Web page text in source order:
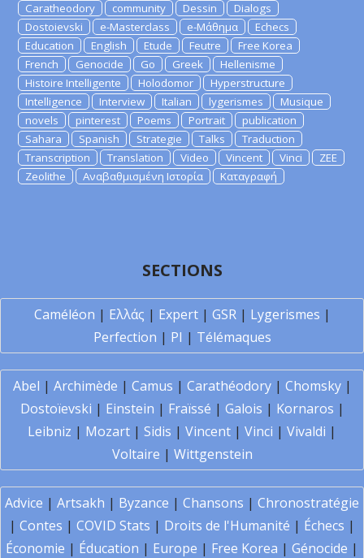
Caratheodory
community Dessin
Dialogs
Dostoievski
e-Masterclass e-Μάθημα
Echecs
Education
English Etude Feutre
Free Korea
French
Genocide Go Greek
Hellenisme
Histoire Intelligente
Holodomor
Hyperstructure
Intelligence
Interview Italian lygerismes
Musique
novels
pinterest Poems Portrait
publication
Sahara
Spanish Strategie Talks
Traduction
Transcription
Translation Video Vincent Vinci
ZEE
Zeolithe
Αναβαθμισμένη Ιστορία Καταγραφή
SECTIONS
Caméléon | Ελλάς | Expert| GSR| Lygerismes |
Perfection | PI | Télémaques
Abel | Archimède | Camus | Carathéodory| Chomsky|
Dostoïevski | Einstein | Fraïssé | Galois | Kornaros |
Leibniz | Mozart | Sidis | Vincent | Vinci | Vivaldi |
Voltaire | Wittgenstein
Advice | Artsakh | Byzance | Chansons | Chronostratégie
| Contes | COVID Stats | Droits de l'Humanité | Échecs |
Économie | Éducation | Europe | Free Korea | Génocide |